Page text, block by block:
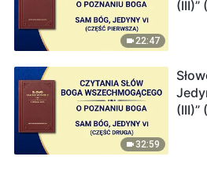
22:47
(III)”
32:59
(III)”